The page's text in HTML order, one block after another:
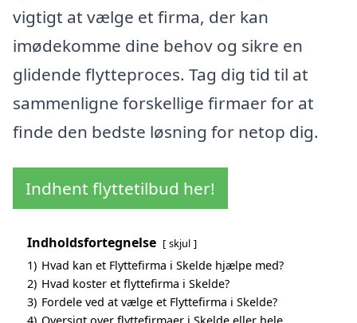
vigtigt at vælge et firma, der kan
imødekomme dine behov og sikre en
glidende flytteproces. Tag dig tid til at
sammenligne forskellige firmaer for at
finde den bedste løsning for netop dig.
Indhent flyttetilbud her!
Indholdsfortegnelse skjul
1) Hvad kan et Flyttefirma i Skelde hjælpe med?
2) Hvad koster et flyttefirma i Skelde?
3) Fordele ved at vælge et Flyttefirma i Skelde?